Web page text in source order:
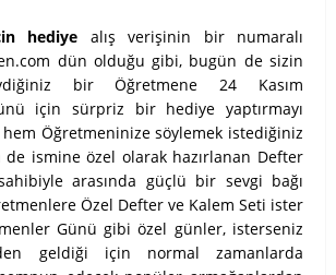
hediye alış verişinin bir numaralı
dün olduğu gibi, bugün de sizin
bir Öğretmene 24 Kasım
için sürpriz bir hediye yaptırmayı
Öğretmeninize söylemek istediğiniz
de ismine özel olarak hazırlanan Defter
arasında güçlü bir sevgi bağı
Özel Defter ve Kalem Seti ister
Günü gibi özel günler, isterseniz
geldiği için normal zamanlarda